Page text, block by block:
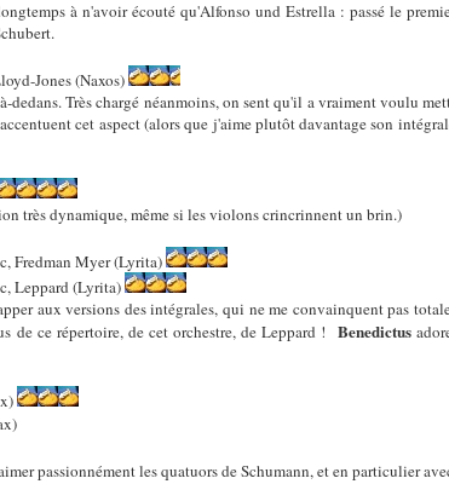
à n'avoir écouté qu'Alfonso und Estrella : passé le
Jones (Naxos)
dedans. Très chargé néanmoins, on sent qu'il a vraiment voulu
cet aspect (alors que j'aime plutôt davantage son
très dynamique, même si les violons crincrinnent un brin.)
Fredman Myer (Lyrita)
Leppard (Lyrita)
aux versions des intégrales, qui ne me convainquent pas
de ce répertoire, de cet orchestre, de Leppard ! Benedictus
passionnément les quatuors de Schumann, et en particulier